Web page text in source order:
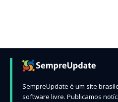
SempreUpdate é um site
software livre. Publicamos